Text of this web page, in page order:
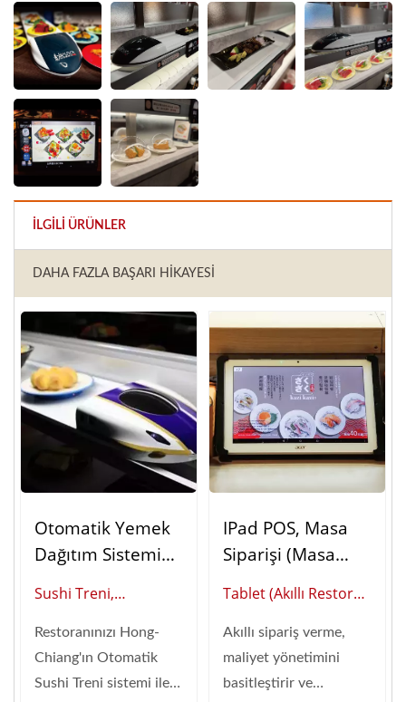
İLGILI ÜRÜNLER
DAHA FAZLA BAŞARI HIKAYESI
Otomatik Yemek
Dağıtım Sistemi
Treni)
Sushi Treni,
Otomasyonu Küresel
Restoranınızı Hong-
Chiang'ın Otomatik
Sushi Treni sistemi ile
IPad POS, Masa
Siparişi (Masa
Tablet (Akıllı Restoran
Tedarikçisi)
Akıllı sipariş verme,
maliyet yönetimini
basitleştirir ve